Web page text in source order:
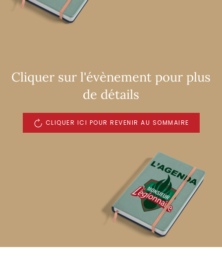
Cliquer sur l'évènement pour plus
de détails
CLIQUER ICI POUR REVENIR AU SOMMAIRE